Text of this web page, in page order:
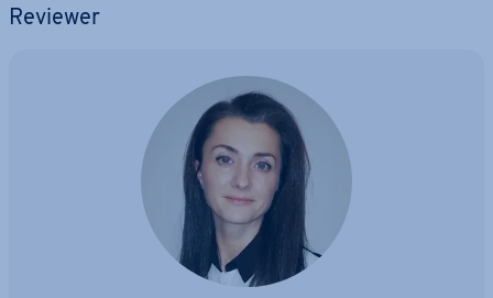
Reviewer